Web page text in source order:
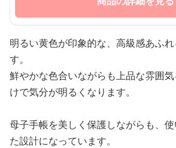
明るい黄色が印象的な、高級感あふ
す。
鮮やかな色合いながらも上品な雰囲
けで気分が明るくなります。
母子手帳を美しく保護しながらも、
た設計になっています。